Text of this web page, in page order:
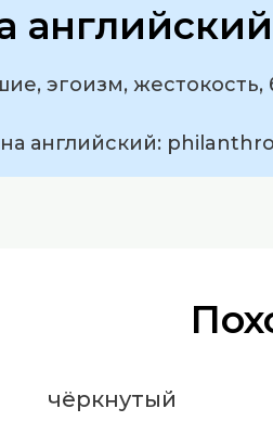
эгоизм, жестокость,
английский:
чёркнутый